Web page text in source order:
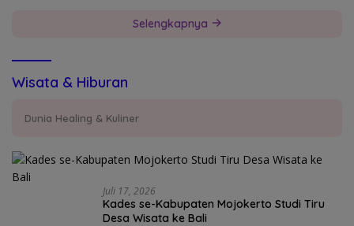
Selengkapnya
Wisata & Hiburan
Dunia Healing & Kuliner
Juli 17, 2026
Kades se-Kabupaten Mojokerto Studi Tiru
Desa Wisata ke Bali